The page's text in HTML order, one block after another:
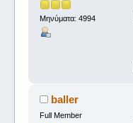
Μηνύματα: 4994
baller
Full Member